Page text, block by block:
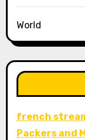
World
french
Packers and